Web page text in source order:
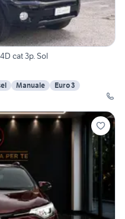
cat 3p. Sol
Manuale
Euro 3